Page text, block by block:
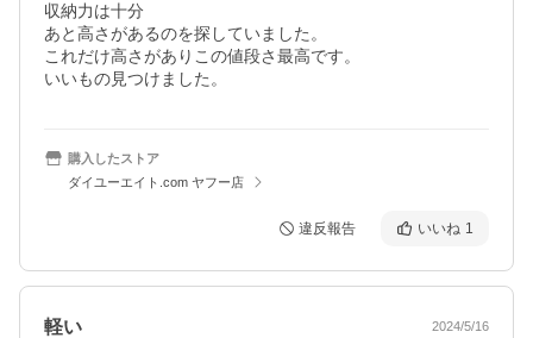
収納力は十分
あと高さがあるのを探していました。
これだけ高さがありこの値段さ最高です。
いいもの見つけました。
購入したストア
ダイユーエイト.com ヤフー店
違反報告 いいね 1
軽い 2024/5/16